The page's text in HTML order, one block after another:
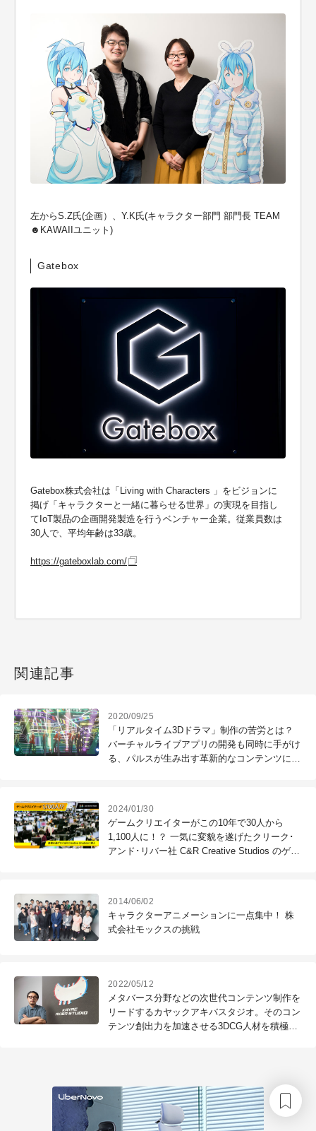
左からS.Z氏(企画）、Y.K氏(キャラクター部門 部門長 TEAM
☻KAWAIIユニット)
Gatebox
Gatebox株式会社は「Living with Characters 」をビジョンに
掲げ「キャラクターと一緒に暮らせる世界」の実現を目指し
てIoT製品の企画開発製造を行うベンチャー企業。従業員数は
30人で、平均年齢は33歳。
https://gateboxlab.com/
関連記事
2020/09/25
「リアルタイム3Dドラマ」制作の苦労とは？
バーチャルライブアプリの開発も同時に手がけ
る、パルスが生み出す革新的なコンテンツにせ
2024/01/30
ゲームクリエイターがこの10年で30人から
1,100人に！？ 一気に変貌を遂げたクリーク･
アンド･リバー社 C&R Creative Studios のゲー
2014/06/02
キャラクターアニメーションに一点集中！ 株
式会社モックスの挑戦
2022/05/12
メタバース分野などの次世代コンテンツ制作を
リードするカヤックアキバスタジオ。そのコン
テンツ創出力を加速させる3DCG人材を積極募